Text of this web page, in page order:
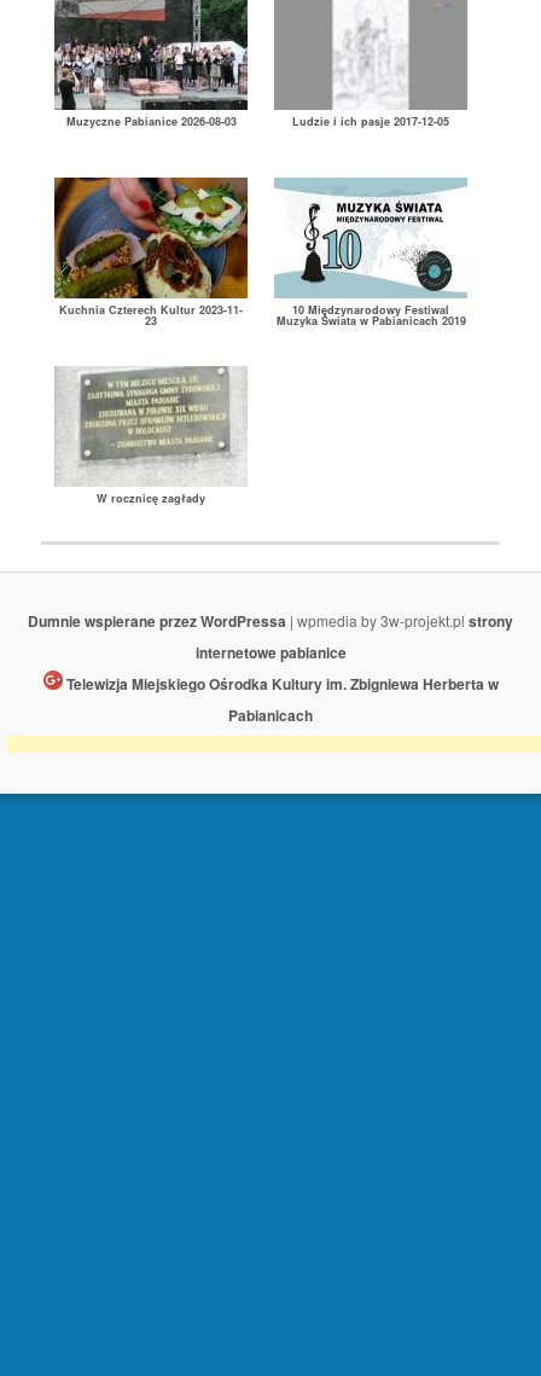
Muzyczne Pabianice 2026-08-03 Ludzie i ich pasje 2017-12-05
Kuchnia Czterech Kultur 2023-11-
23
10 Międzynarodowy Festiwal
Muzyka Świata w Pabianicach 2019
W rocznicę zagłady
Dumnie wspierane przez WordPressa | wpmedia by 3w-projekt.pl strony
internetowe pabianice
Telewizja Miejskiego Ośrodka Kultury im. Zbigniewa Herberta w
Pabianicach